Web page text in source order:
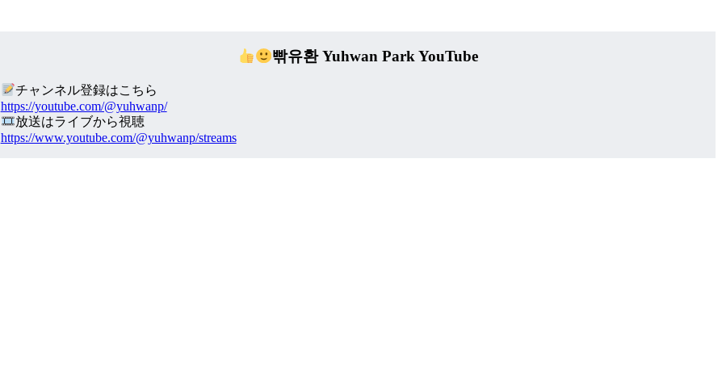
빢유환 Yuhwan Park YouTube
チャンネル登録はこちら
https://youtube.com/@yuhwanp/
放送はライブから視聴
https://www.youtube.com/@yuhwanp/streams